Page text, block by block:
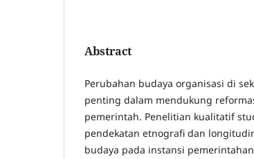
Abstract
Perubahan budaya organisasi di
penting dalam mendukung
pemerintah. Penelitian kualitatif
pendekatan etnografi dan
budaya pada instansi